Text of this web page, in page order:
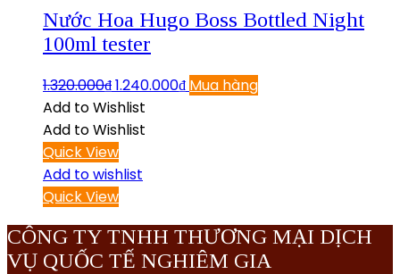
Nước Hoa Hugo Boss Bottled Night
100ml tester
1.320.000₫1.240.000₫ Mua hàng
Add to Wishlist
Add to Wishlist
Quick View
Add to wishlist
Quick View
CÔNG TY TNHH THƯƠNG MẠI DỊCH
VỤ QUỐC TẾ NGHIÊM GIA